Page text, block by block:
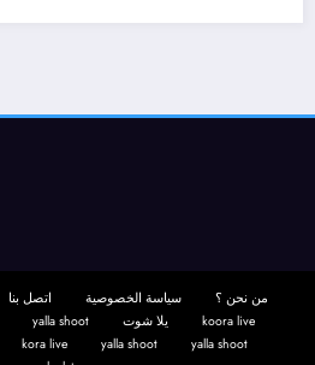
من نحن ؟ سياسة الخصوصية اتصل بنا
يلا شوت yalla shoot
yalla shoot
yalla shoot